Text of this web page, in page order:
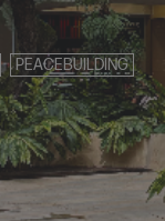
PEACEBUILDING